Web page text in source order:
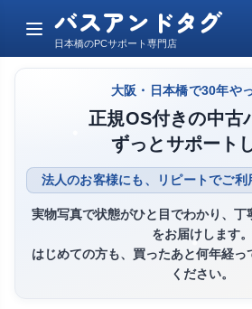
メ
ュ
バスアンドタグ
日本橋のPCサポート専門店
大阪・日本橋で30年や
正規OS付きの中古
ずっとサポート
法人のお客様にも、リピートでご
実物写真で状態がひと目でわかり、丁
をお届けします。
はじめての方も、買ったあと何年経
ください。